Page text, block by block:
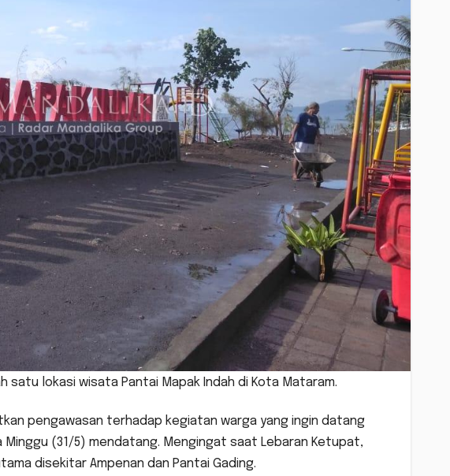
satu lokasi wisata Pantai Mapak Indah di Kota Mataram.
pengawasan terhadap kegiatan warga yang ingin datang
(31/5) mendatang. Mengingat saat Lebaran Ketupat,
disekitar Ampenan dan Pantai Gading.